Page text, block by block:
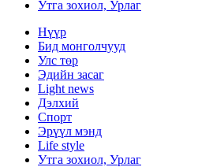
Утга зохиол, Урлаг
Нүүр
Бид монголчууд
Улс төр
Эдийн засаг
Light news
Дэлхий
Спорт
Эрүүл мэнд
Life style
Утга зохиол, Урлаг